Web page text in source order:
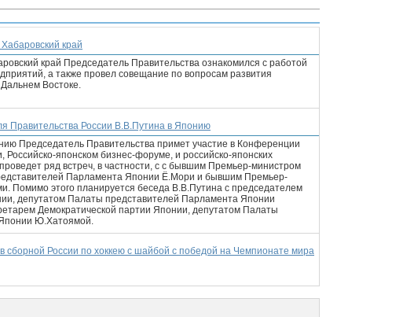
край
край Председатель Правительства ознакомился с работой
а также провел совещание по вопросам развития
Востоке.
Правительства России В.В.Путина в Японию
Председатель Правительства примет участие в Конференции
Российско-японском бизнес-форуме, и российско-японских
ряд встреч, в частности, с с бывшим Премьер-министром
Парламента Японии Ё.Мори и бывшим Премьер-
Помимо этого планируется беседа В.В.Путина с председателем
депутатом Палаты представителей Парламента Японии
Демократической партии Японии, депутатом Палаты
Ю.Хатоямой.
сборной России по хоккею с шайбой с победой на Чемпионате мира